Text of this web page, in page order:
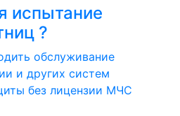
испытание
?